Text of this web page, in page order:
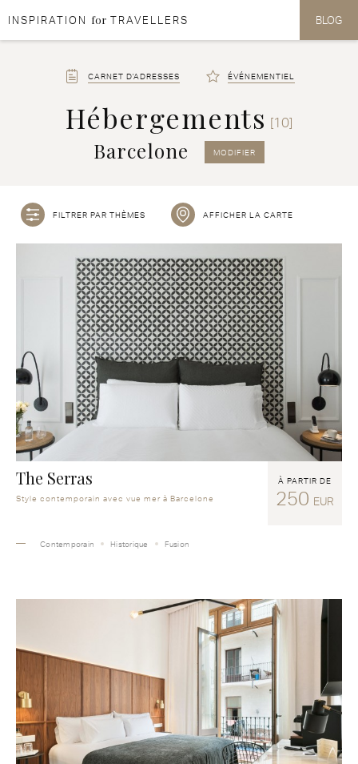
Aller au contenu
Aller au menu
INSPIRATION for TRAVELLERS BLOG
Hébergements [10]
Barcelone MODIFIER
CARNET D'ADRESSES ÉVÉNEMENTIEL
FILTRER PAR THÈMES AFFICHER LA CARTE
The Serras
Style contemporain avec vue mer à Barcelone
À PARTIR DE
250 EUR
Contemporain Historique Fusion